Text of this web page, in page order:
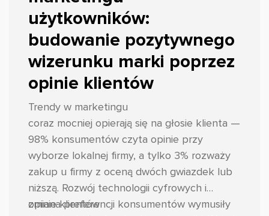
użytkowników:
budowanie pozytywnego
wizerunku marki poprzez
opinie klientów
Trendy w marketingu
coraz mocniej opierają się na głosie klienta —
98% konsumentów czyta opinie przy
wyborze lokalnej firmy, a tylko 3% rozważy
zakup u firmy z oceną dwóch gwiazdek lub
niższą. Rozwój technologii cyfrowych i
zmiana preferencji konsumentów wymusiły
opinie klientów